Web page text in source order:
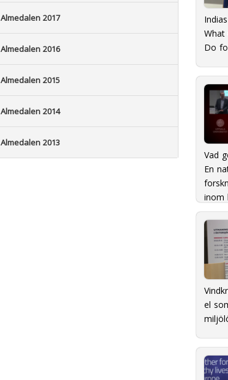
Almedalen 2017
Almedalen 2016
Almedalen 2015
Almedalen 2014
Almedalen 2013
What
Do
Vad
En
inom
el